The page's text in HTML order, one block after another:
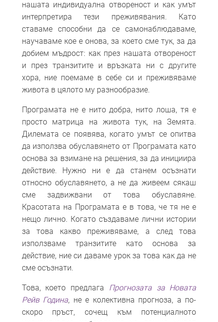
нашата индивидуална отвореност и как умът
интерпретира тези преживявания. Като
ставаме способни да се самонаблюдаваме,
научаваме кое е онова, за което сме тук, за да
добием мъдрост: как през нашата отвореност
и през транзитите и връзката ни с другите
хора, ние поемаме в себе си и преживяваме
живота в цялото му разнообразие.
Програмата не е нито добра, нито лоша, тя е
просто матрица на живота тук, на Земята.
Дилемата се появява, когато умът се опитва
да използва обуславянето от Програмата като
основа за взимане на решения, за да инициира
действие. Нужно ни е да станем осъзнати
относно обуславянето, а не да живеем сякаш
сме задвижвани от това обуславяне.
Красотата на Програмата е в това, че тя не е
нещо лично. Когато създаваме лични истории
за това какво преживяваме, а след това
използваме транзитите като основа за
действие, ние си даваме урок за това как да не
сме осъзнати.
Това, което предлага Прогнозата за Новата
Рейв Година, не е колективна прогноза, а по-
скоро пръст, сочещ към потенциалното